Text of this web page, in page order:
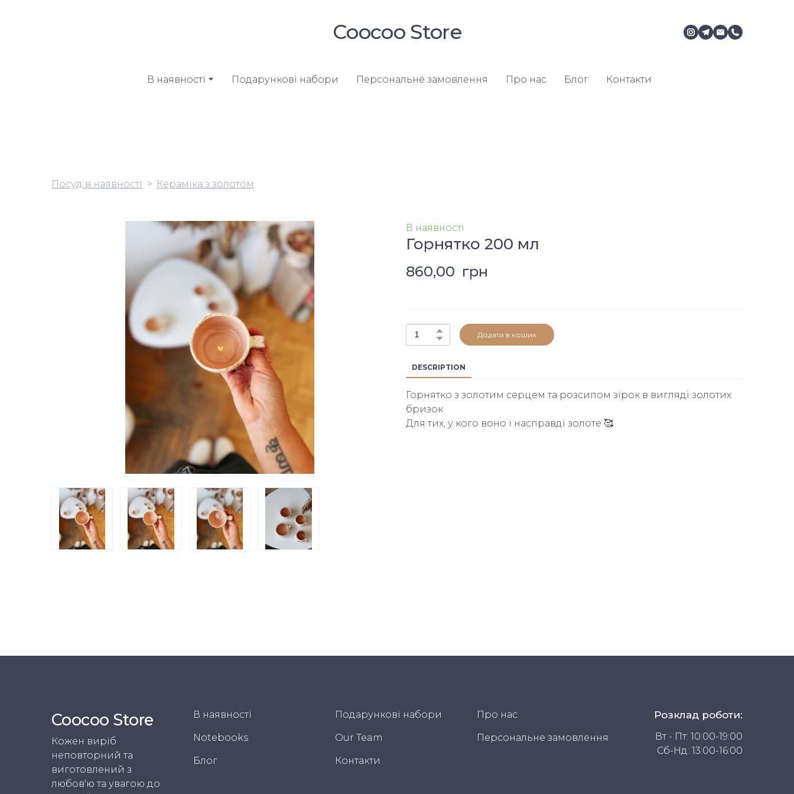
Coocoo Store
В наявності Подарункові набори Персональне замовлення Про нас Блог Контакти
Посуд в наявності Кераміка з золотом
В наявності
Горнятко 200 мл
860,00  грн
Додати в кошик
DESCRIPTION
Горнятко з золотим серцем та розсипом зірок в вигляді золотих
бризок
Для тих, у кого воно і насправді золоте 🥰
Coocoo Store
Кожен виріб
неповторний та
виготовлений з
любов'ю та увагою до
В наявності
Notebooks
Блог
Подарункові набори
Our Team
Контакти
Про нас
Персональне замовлення
Розклад роботи:
Вт - Пт: 10:00-19:00
Сб-Нд: 13:00-16:00